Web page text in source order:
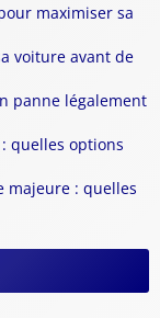
maximiser sa
voiture avant de
panne légalement
quelles options
majeure : quelles